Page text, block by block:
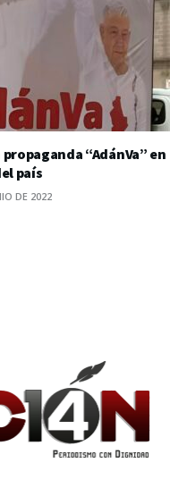
“AdánVa” en
país
DE 2022